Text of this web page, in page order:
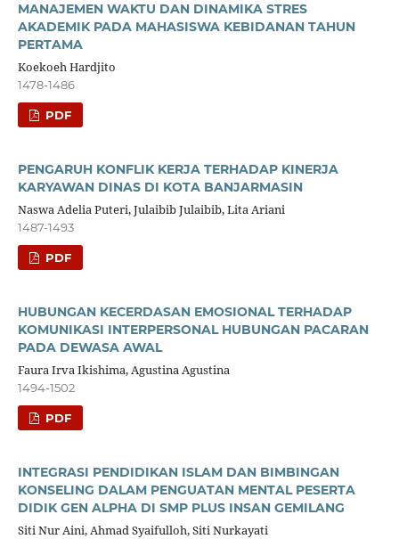
MANAJEMEN WAKTU DAN DINAMIKA STRES
AKADEMIK PADA MAHASISWA KEBIDANAN TAHUN
PERTAMA
Koekoeh Hardjito
1478-1486
PDF
PENGARUH KONFLIK KERJA TERHADAP KINERJA
KARYAWAN DINAS DI KOTA BANJARMASIN
Naswa Adelia Puteri, Julaibib Julaibib, Lita Ariani
1487-1493
PDF
HUBUNGAN KECERDASAN EMOSIONAL TERHADAP
KOMUNIKASI INTERPERSONAL HUBUNGAN PACARAN
PADA DEWASA AWAL
Faura Irva Ikishima, Agustina Agustina
1494-1502
PDF
INTEGRASI PENDIDIKAN ISLAM DAN BIMBINGAN
KONSELING DALAM PENGUATAN MENTAL PESERTA
DIDIK GEN ALPHA DI SMP PLUS INSAN GEMILANG
Siti Nur Aini, Ahmad Syaifulloh, Siti Nurkayati